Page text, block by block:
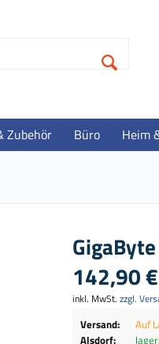
Zubehör Büro Heim
142,90
inkl. MwSt. zzgl.
Versand:
Auf
Alsdorf: